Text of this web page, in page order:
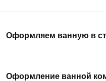
Оформляем ванную в
Оформление ванной